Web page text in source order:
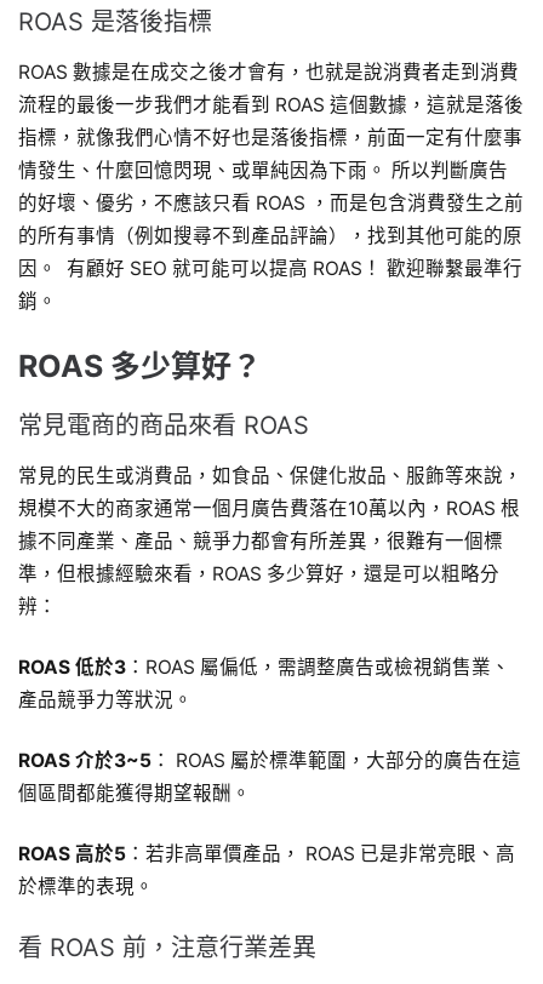
ROAS 是落後指標
ROAS 數據是在成交之後才會有，也就是說消費者走到消費
流程的最後一步我們才能看到 ROAS 這個數據，這就是落後
指標，就像我們心情不好也是落後指標，前面一定有什麼事
情發生、什麼回憶閃現、或單純因為下雨。 所以判斷廣告
的好壞、優劣，不應該只看 ROAS ，而是包含消費發生之前
的所有事情（例如搜尋不到產品評論），找到其他可能的原
因。 有顧好 SEO 就可能可以提高 ROAS！ 歡迎聯繫最準行
銷。
ROAS 多少算好？
常見電商的商品來看 ROAS
常見的民生或消費品，如食品、保健化妝品、服飾等來說，
規模不大的商家通常一個月廣告費落在10萬以內，ROAS 根
據不同產業、產品、競爭力都會有所差異，很難有一個標
準，但根據經驗來看，ROAS 多少算好，還是可以粗略分
辨：
ROAS 低於3 ：ROAS 屬偏低，需調整廣告或檢視銷售業、
產品競爭力等狀況。
ROAS 介於3~5 ： ROAS 屬於標準範圍，大部分的廣告在這
個區間都能獲得期望報酬。
ROAS 高於5 ：若非高單價產品， ROAS 已是非常亮眼、高
於標準的表現。
看 ROAS 前，注意行業差異